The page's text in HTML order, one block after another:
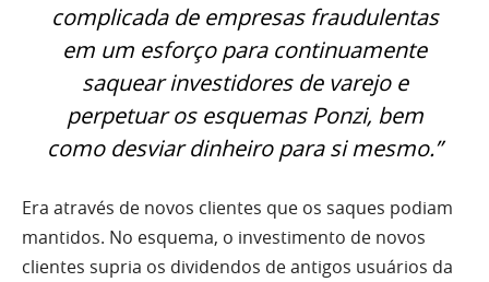
complicada de empresas fraudulentas
em um esforço para continuamente
saquear investidores de varejo e
perpetuar os esquemas Ponzi, bem
como desviar dinheiro para si mesmo.”
Era através de novos clientes que os saques podiam
mantidos. No esquema, o investimento de novos
clientes supria os dividendos de antigos usuários da